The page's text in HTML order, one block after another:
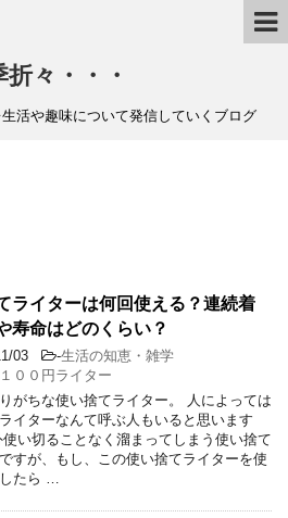
折々・・・
活や趣味について発信していくブログ
ライターは何回使える？連続着
寿命はどのくらい？
03 -生活の知恵・雑学
１００円ライター
がちな使い捨てライター。 人によっては
イターなんて呼ぶ人もいると思います
い切ることなく溜まってしまう使い捨て
すが、もし、この使い捨てライターを使
たら …